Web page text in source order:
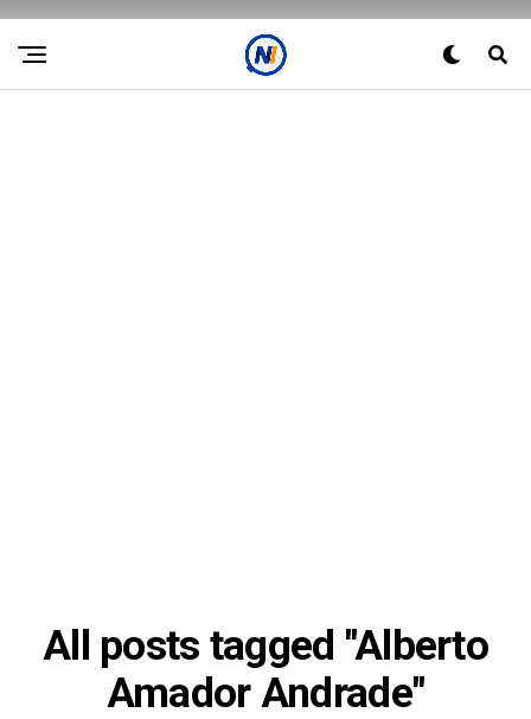
All posts tagged "Alberto
Amador Andrade"